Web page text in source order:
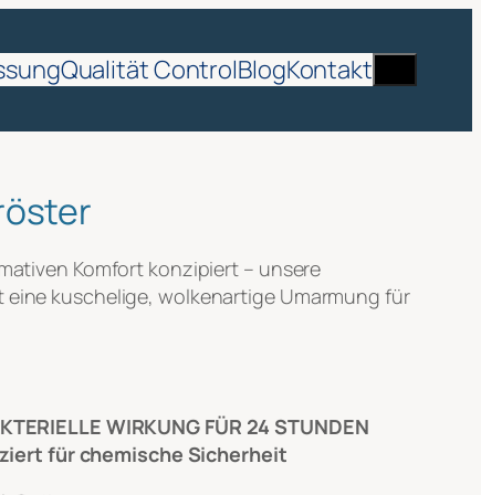
Qualität ControlBlogKontakt
Komfort konzipiert – unsere
kuschelige, wolkenartige Umarmung für
WIRKUNG FÜR 24 STUNDEN
für chemische Sicherheit